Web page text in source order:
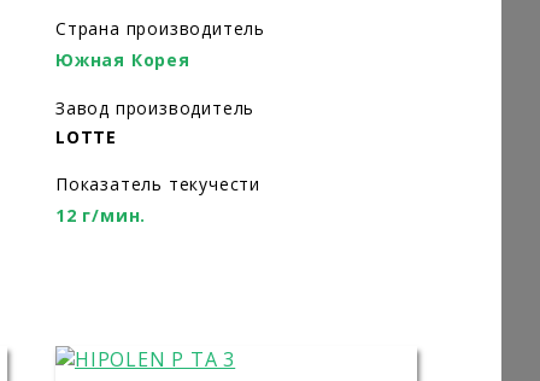
Страна производитель
Южная Корея
Завод производитель
LOTTE
Показатель текучести
12 г/мин.